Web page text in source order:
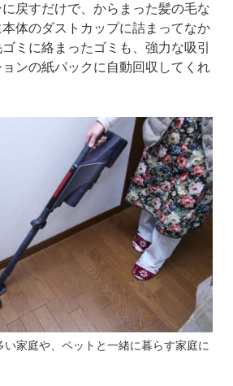
戻すだけで、からまった髪の毛な
体のダストカップに詰まってなか
ミに絡まったゴミも、強力な吸引
ンの紙パックに自動回収してくれ
家庭や、ペットと一緒に暮らす家庭に